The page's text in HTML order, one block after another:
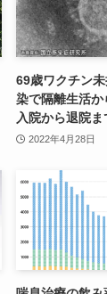
69歳ワクチン
染で隔離生活
入院から退院ま
2022年4月28日